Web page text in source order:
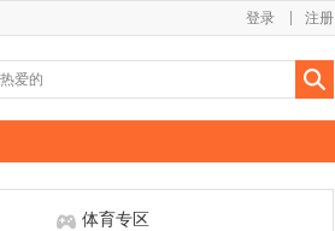
注册
登录
体育专区